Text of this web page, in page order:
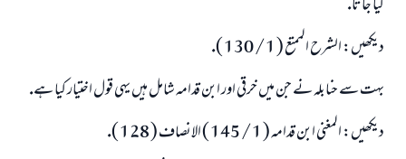
ديكھيں: الشرح الممتع ( 1 / 130 ).
بہت سے حنابلہ نے جن ميں خرقى اور ابن قدامہ شامل ہيں يہى قول اختيار كيا ہے.
ديكھيں: المغنى ابن قدامہ ( 1 / 145 ) الانصاف ( 128 ).
ابھی تعاون کریں